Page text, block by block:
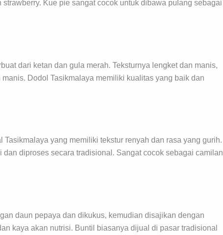
Kue pie sangat cocok untuk dibawa pulang sebagai
dari ketan dan gula merah. Teksturnya lengket dan manis,
Dodol Tasikmalaya memiliki kualitas yang baik dan
yang memiliki tekstur renyah dan rasa yang gurih.
diproses secara tradisional. Sangat cocok sebagai camilan
daun pepaya dan dikukus, kemudian disajikan dengan
kaya akan nutrisi. Buntil biasanya dijual di pasar tradisional